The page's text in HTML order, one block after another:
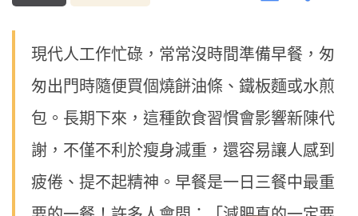
現代人工作忙碌，常常沒時間準備早餐，匆
匆出門時隨便買個燒餅油條、鐵板麵或水煎
包。長期下來，這種飲食習慣會影響新陳代
謝，不僅不利於瘦身減重，還容易讓人感到
疲倦、提不起精神。早餐是一日三餐中最重